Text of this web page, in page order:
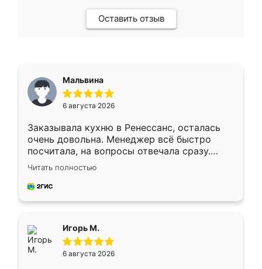
Оставить отзыв
Мальвина
6 августа 2026
Заказывала кухню в Ренессанс, осталась
очень довольна. Менеджер всё быстро
посчитала, на вопросы отвечала сразу.
Замерщик приехал в субботу, подошёл к
делу со всей ответственностью. Собрали
за день, ребята работали аккуратно, даже
Читать полностью
Игорь М.
6 августа 2026